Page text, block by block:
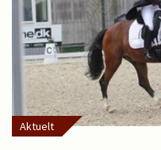
Aktuelt